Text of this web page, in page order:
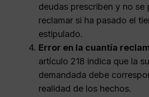
deudas prescriben y no se
reclamar si ha pasado el
estipulado.
Error en la cuantía
artículo 218 indica que la
demandada debe
realidad de los hechos.